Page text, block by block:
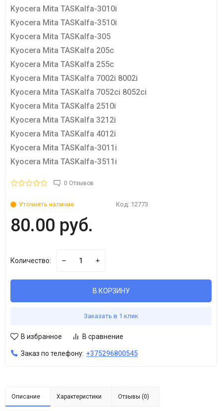
Kyocera Mita TASKalfa-3010i
Kyocera Mita TASKalfa-3510i
Kyocera Mita TASKalfa-305
Kyocera Mita TASKalfa 205c
Kyocera Mita TASKalfa 255c
Kyocera Mita TASKalfa 7002i 8002i
Kyocera Mita TASKalfa 7052ci 8052ci
Kyocera Mita TASKalfa 2510i
Kyocera Mita TASKalfa 3212i
Kyocera Mita TASKalfa 4012i
Kyocera Mita TASKalfa-3011i
Kyocera Mita TASKalfa-3511i
0 Отзывов
Уточнять наличие Код: 12773
80.00 руб.
Количество:
В КОРЗИНУ
Заказать в 1 клик
В избранное В сравнение
Заказ по телефону: +375296800545
Описание Характеристики Отзывы (0)